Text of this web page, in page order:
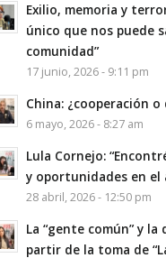
Exilio, memoria y
único que nos puede
comunidad”
17 junio, 2026 - 9:11 pm
China: ¿cooperación o
6 mayo, 2026 - 8:27 am
Lula Cornejo:
y oportunidades en el
28 abril, 2026 - 12:50 pm
La “gente común” y
partir de la toma de